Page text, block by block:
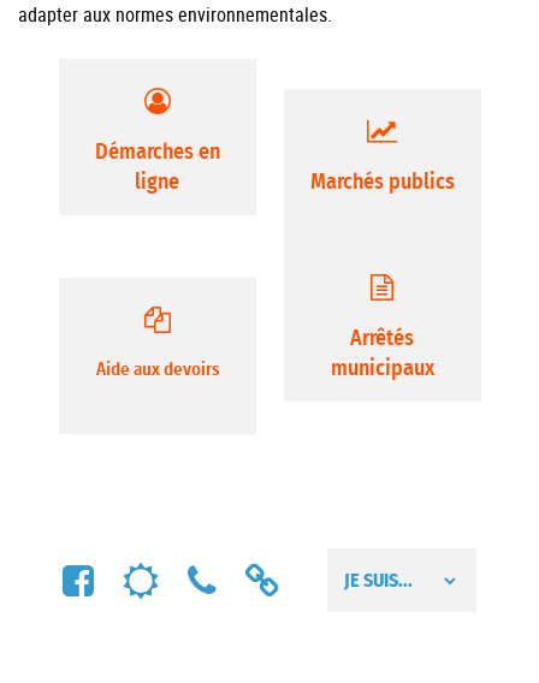
adapter aux normes environnementales.
Démarches en
ligne
Marchés publics
Aide aux devoirs
Arrêtés
municipaux